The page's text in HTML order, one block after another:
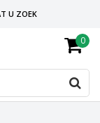
U ZOEK
0